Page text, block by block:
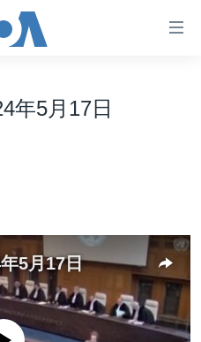
年5月17日
5月17日